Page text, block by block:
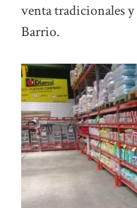
venta tradicionales y
Barrio.